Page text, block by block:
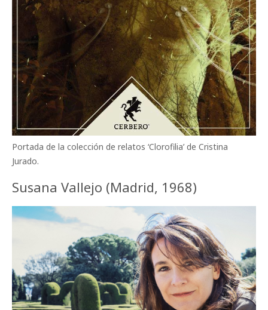
Portada de la colección de relatos ‘Clorofilia’ de Cristina
Jurado.
Susana Vallejo (Madrid, 1968)